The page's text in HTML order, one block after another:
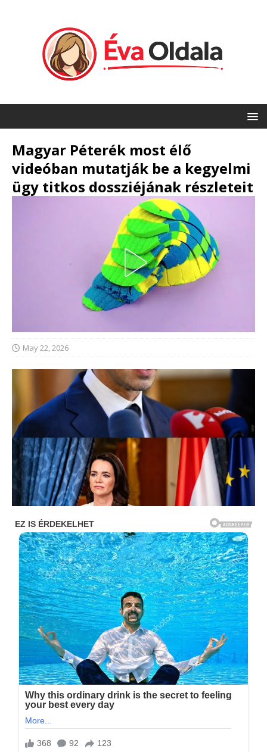
Magyar Péterék most élő
videóban mutatják be a kegyelmi
ügy titkos dossziéjának részleteit
May 22, 2026